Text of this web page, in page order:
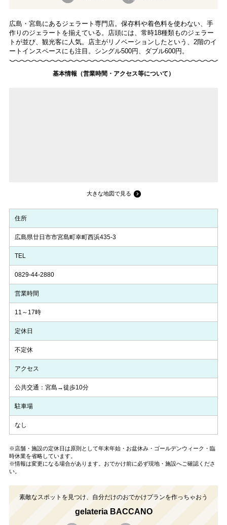
広島・宮島にあるジェラート専門店。保存料や着色料を使わない、手
作りのジェラートを揃えている。店頭には、常時18種類ものジェラー
トが並び、観光客に人気。店主がリノベーションしたという、2階のイ
ートインスペースにも注目。シングル500円、ダブル600円。
基本情報（営業時間・アクセス等について）
大きな地図で見る
住所
広島県廿日市市宮島町幸町西浜435-3
TEL
0829-44-2880
営業時間
11～17時
定休日
不定休
アクセス
公共交通：宮島→徒歩10分
駐車場
なし
※店舗・施設の定休日は原則として年末年始・お盆休み・ゴールデンウィーク・臨
時休業を省略しています。
※情報は変更になる場合があります。おでかけ前に必ず現地・施設へご確認くださ
い。
素敵なスポットを見つけ、自分だけのおでかけプランを作っちゃおう
gelateria BACCANO